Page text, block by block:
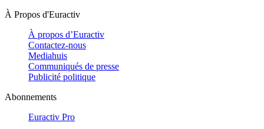
À Propos d'Euractiv
À propos d’Euractiv
Contactez-nous
Mediahuis
Communiqués de presse
Publicité politique
Abonnements
Euractiv Pro